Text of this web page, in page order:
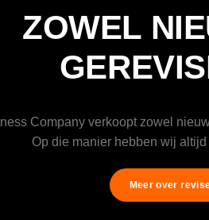
ZOWEL
Company verkoopt zowel
Op die manier hebben wij
Meer over